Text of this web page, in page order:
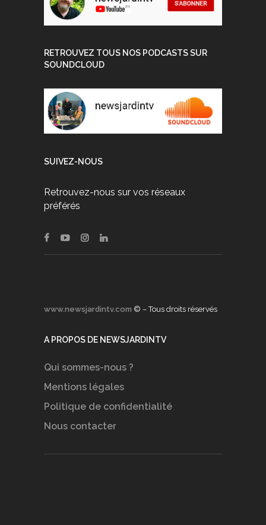
RETROUVEZ TOUS NOS PODCASTS SUR
SOUNDCLOUD
SUIVEZ-NOUS
Retrouvez-nous sur vos réseaux
préférés
www.newsjardintv.com © – Tous droits réservés
A PROPOS DE NEWSJARDINTV
Qui sommes-nous ?
Mentions légales
Politique de confidentialité
Nous contacter